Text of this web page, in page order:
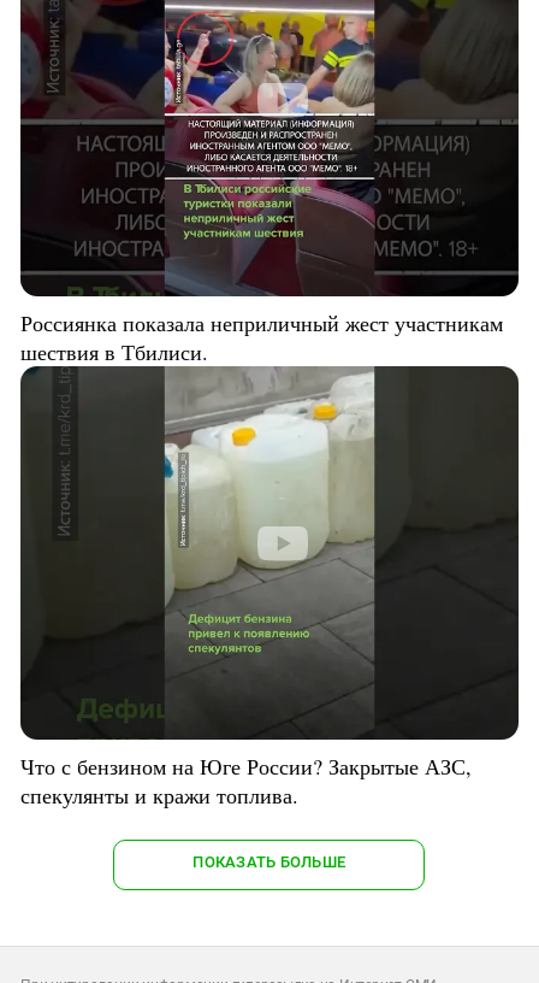
Россиянка показала неприличный жест участникам
шествия в Тбилиси.
Что с бензином на Юге России? Закрытые АЗС,
спекулянты и кражи топлива.
ПОКАЗАТЬ БОЛЬШЕ